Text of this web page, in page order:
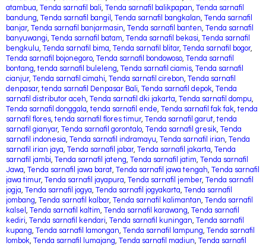
atambua, Tenda sarnafil bali, Tenda sarnafil balikpapan, Tenda sarnafil
bandung, Tenda sarnafil bangil , Tenda sarnafil bangkalan, Tenda sarnafil
banjar, Tenda sarnafil banjarmasin, Tenda sarnafil banten, Tenda sarnafil
banyuwangi, Tenda sarnafil batam, Tenda sarnafil bekasi, Tenda sarnafil
bengkulu, Tenda sarnafil bima, Tenda sarnafil blitar, Tenda sarnafil bogor,
Tenda sarnafil bojonegoro, Tenda sarnafil bondowoso, Tenda sarnafil
bontang,tenda sarnafil buleleng, Tenda sarnafil ciamis, Tenda sarnafil
cianjur, Tenda sarnafil cimahi, Tenda sarnafil cirebon, Tenda sarnafil
denpasar,tenda sarnafil Denpasar Bali, Tenda sarnafil depok, Tenda
sarnafil distributor aceh, Tenda sarnafil dki jakarta, Tenda sarnafil dompu,
Tenda sarnafil donggala,tenda sarnafil ende, Tenda sarnafil fak fak,tenda
sarnafil flores,tenda sarnafil flores timur, Tenda sarnafil garut,tenda
sarnafil gianyar, Tenda sarnafil gorontalo, Tenda sarnafil gresik, Tenda
sarnafil indonesia, Tenda sarnafil indramayu, Tenda sarnafil irian, Tenda
sarnafil irian jaya, Tenda sarnafil jabar, Tenda sarnafil jakarta, Tenda
sarnafil jambi, Tenda sarnafil jateng, Tenda sarnafil jatim, Tenda sarnafil
Jawa, Tenda sarnafil jawa barat, Tenda sarnafil jawa tengah, Tenda sarnafil
jawa timur, Tenda sarnafil jayapura, Tenda sarnafil jember, Tenda sarnafil
jogja, Tenda sarnafil jogya, Tenda sarnafil jogyakarta, Tenda sarnafil
jombang, Tenda sarnafil kalbar, Tenda sarnafil kalimantan, Tenda sarnafil
kalsel , Tenda sarnafil kaltim, Tenda sarnafil karawang, Tenda sarnafil
kediri, Tenda sarnafil kendari, Tenda sarnafil kuningan, Tenda sarnafil
kupang, Tenda sarnafil lamongan, Tenda sarnafil lampung, Tenda sarnafil
lombok, Tenda sarnafil lumajang, Tenda sarnafil madiun, Tenda sarnafil